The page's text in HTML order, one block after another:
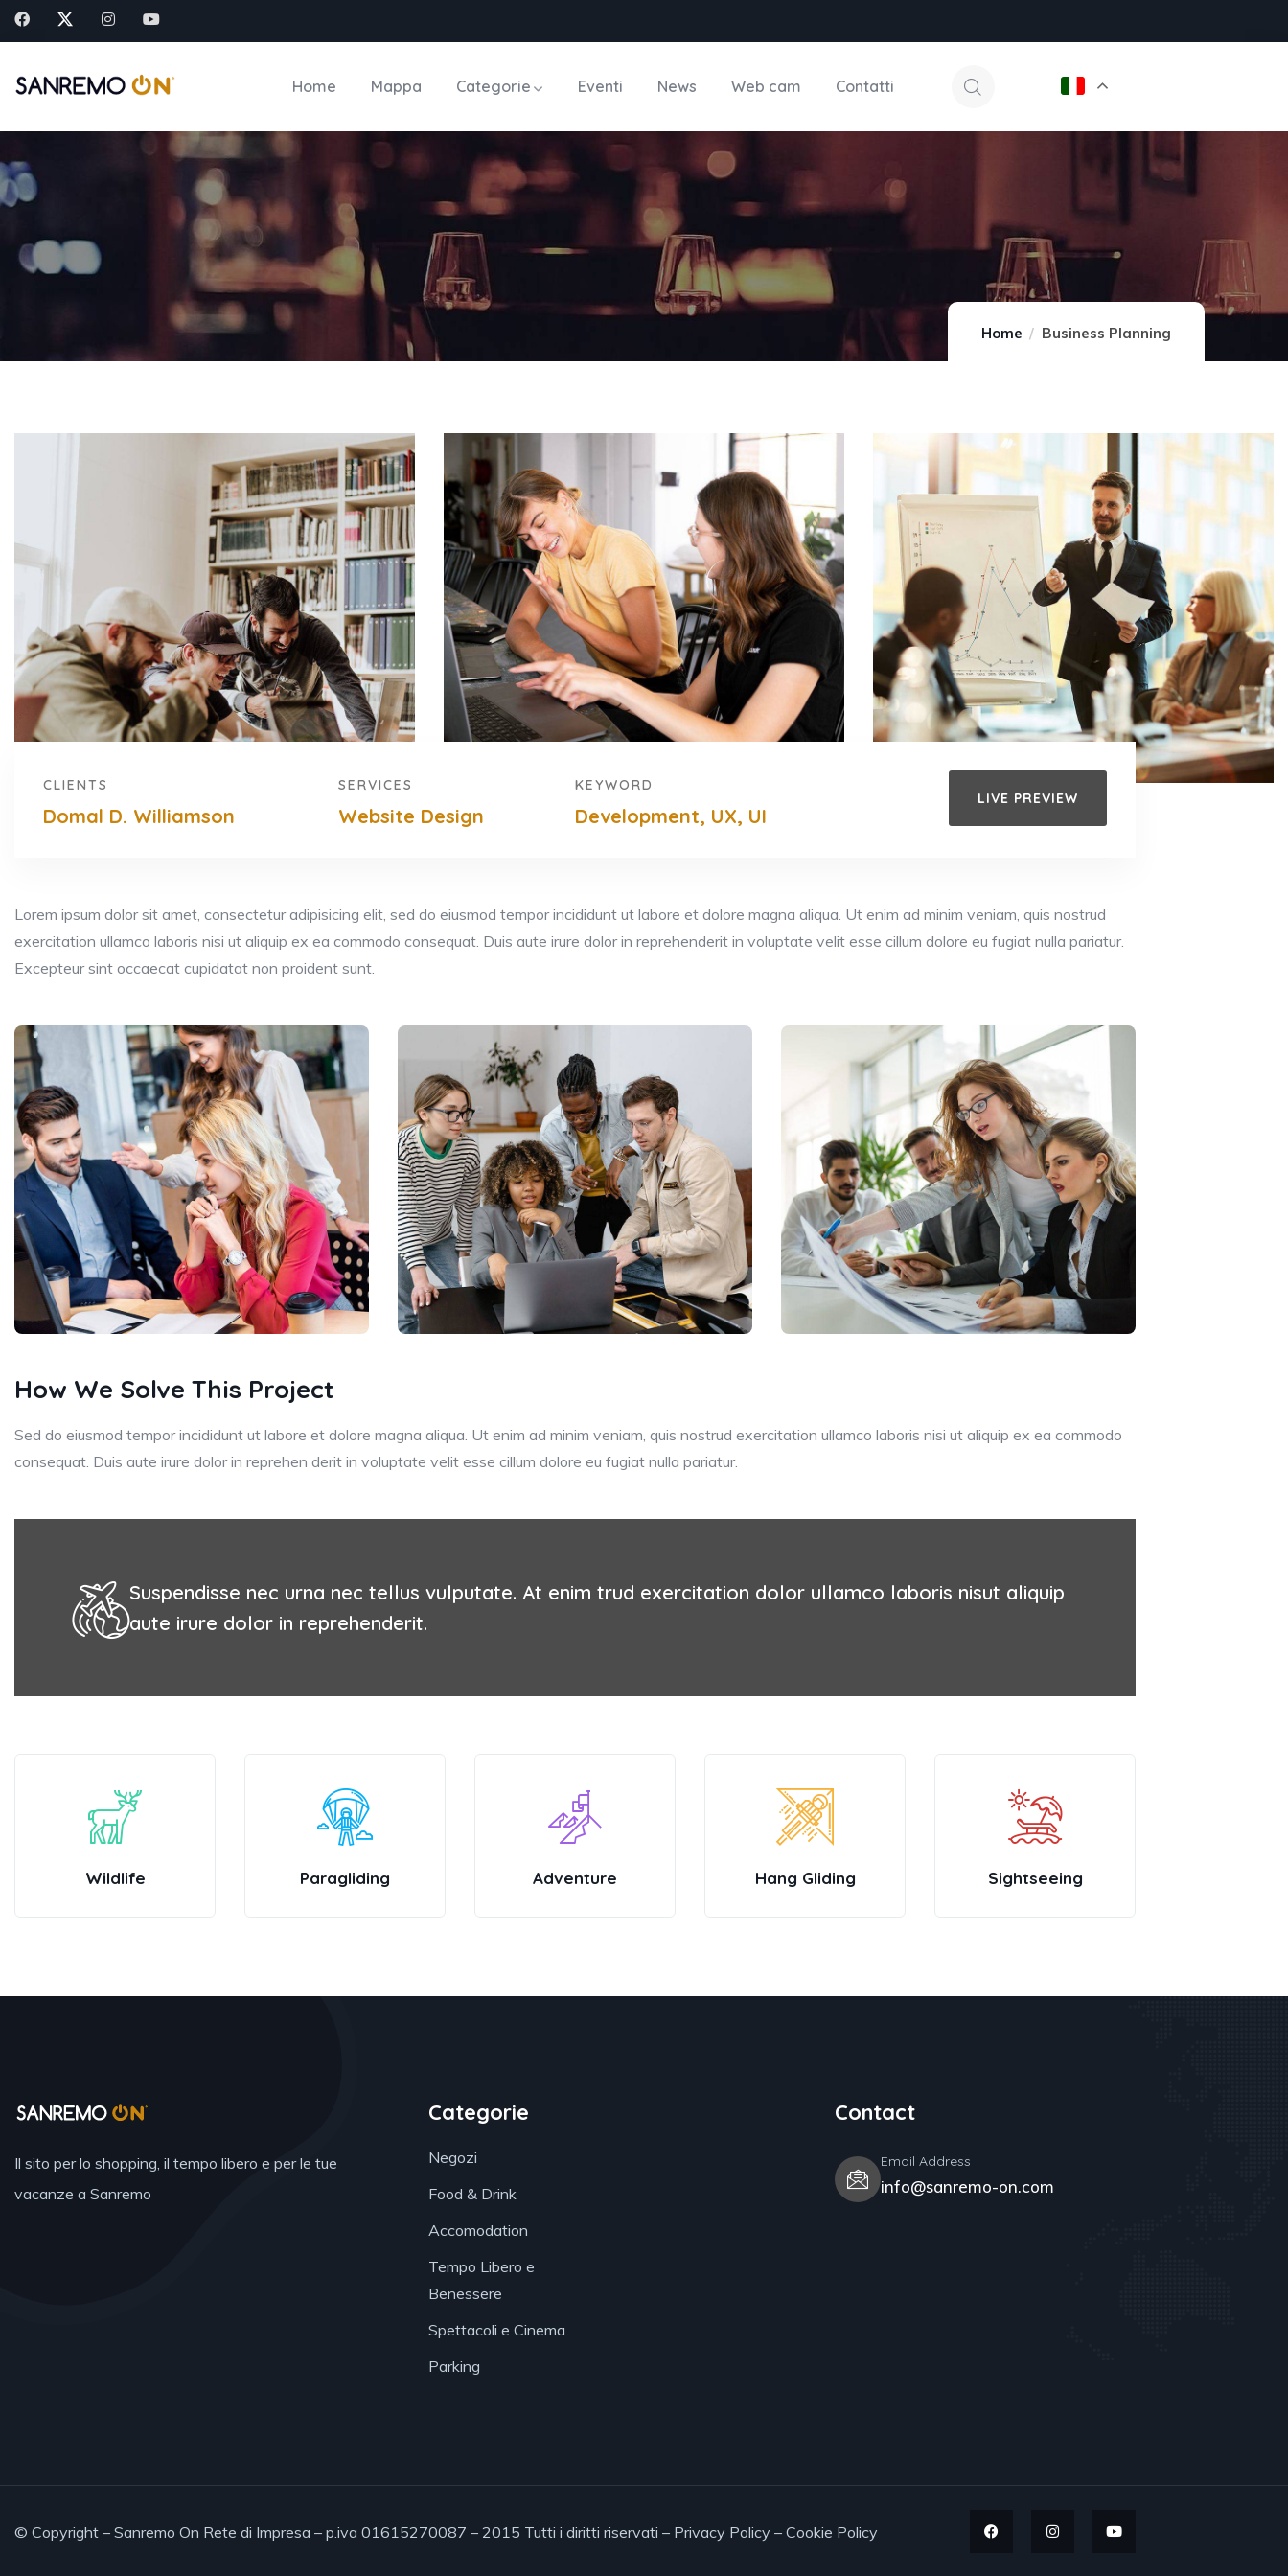
Home Mappa Categorie Eventi News Web cam Contatti
Home Business Planning
CLIENTS
Domal D. Williamson
SERVICES
Website Design
KEYWORD
Development, UX, UI
LIVE PREVIEW
Lorem ipsum dolor sit amet, consectetur adipisicing elit, sed do eiusmod tempor incididunt ut labore et dolore magna aliqua. Ut enim ad minim veniam, quis nostrud
exercitation ullamco laboris nisi ut aliquip ex ea commodo consequat. Duis aute irure dolor in reprehenderit in voluptate velit esse cillum dolore eu fugiat nulla pariatur.
Excepteur sint occaecat cupidatat non proident sunt.
How We Solve This Project
Sed do eiusmod tempor incididunt ut labore et dolore magna aliqua. Ut enim ad minim veniam, quis nostrud exercitation ullamco laboris nisi ut aliquip ex ea commodo
consequat. Duis aute irure dolor in reprehen derit in voluptate velit esse cillum dolore eu fugiat nulla pariatur.
Suspendisse nec urna nec tellus vulputate. At enim trud exercitation dolor ullamco laboris nisut aliquip
aute irure dolor in reprehenderit.
Paragliding Adventure Hang Gliding Sightseeing Traveling
Il sito per lo shopping, il tempo libero e per le tue
vacanze a Sanremo
Categorie
Negozi
Food & Drink
Accomodation
Tempo Libero e
Benessere
Spettacoli e Cinema
Parking
Contact
Email Address
info@sanremo-on.com
© Copyright – Sanremo On Rete di Impresa – p.iva 01615270087 – 2015 Tutti i diritti riservati – Privacy Policy – Cookie Policy